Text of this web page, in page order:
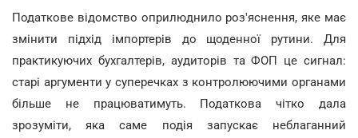
Податкове відомство оприлюднило роз'яснення, яке має
змінити підхід імпортерів до щоденної рутини. Для
практикуючих бухгалтерів, аудиторів та ФОП це сигнал:
старі аргументи у суперечках з контролюючими органами
більше не працюватимуть. Податкова чітко дала
зрозуміти, яка саме подія запускає неблаганний